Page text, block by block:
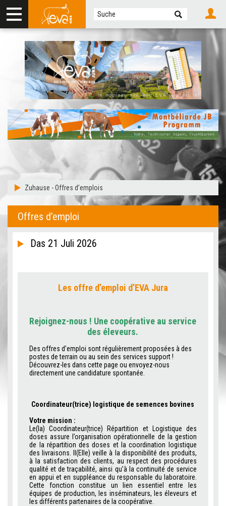
Zuhause -Offres d’emplois
Offres d’emploi
Das 21 Juli 2026
Les offre d’emploi d’EVA Jura
Rejoignez-nous ! Une coopérative au service
des éleveurs.
Des offres d’emploi sont régulièrement proposées à des
postes de terrain ou au sein des services support !
Découvrez-les dans cette page ou envoyez-nous
directement une candidature spontanée.
Coordinateur(trice) logistique de semences bovines
Votre mission :
Le(la) Coordinateur(trice) Répartition et Logistique des
doses assure l’organisation opérationnelle de la gestion
de la répartition des doses et la coordination logistique
des livraisons. Il(Elle) veille à la disponibilité des produits,
à la satisfaction des clients, au respect des procédures
qualité et de traçabilité, ainsi qu’à la continuité de service
en appui et en suppléance du responsable du laboratoire.
Cette fonction constitue un lien essentiel entre les
équipes de production, les inséminateurs, les éleveurs et
les différents partenaires de la coopérative.